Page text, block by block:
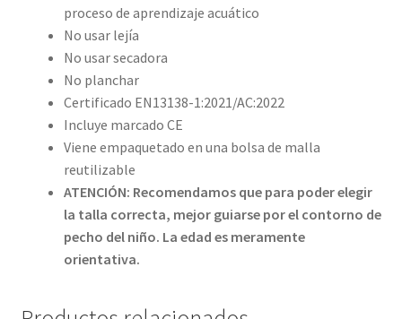
proceso de aprendizaje acuático
No usar lejía
No usar secadora
No planchar
Certificado EN13138-1:2021/AC:2022
Incluye marcado CE
Viene empaquetado en una bolsa de malla
reutilizable
ATENCIÓN: Recomendamos que para poder elegir
la talla correcta, mejor guiarse por el contorno de
pecho del niño. La edad es meramente
orientativa.